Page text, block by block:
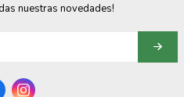
nuestras novedades!
